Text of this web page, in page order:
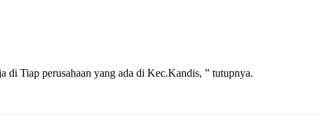
di Tiap perusahaan yang ada di Kec.Kandis, ” tutupnya.